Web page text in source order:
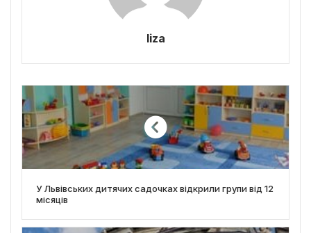
liza
У Львівських дитячих садочках відкрили групи від 12
місяців